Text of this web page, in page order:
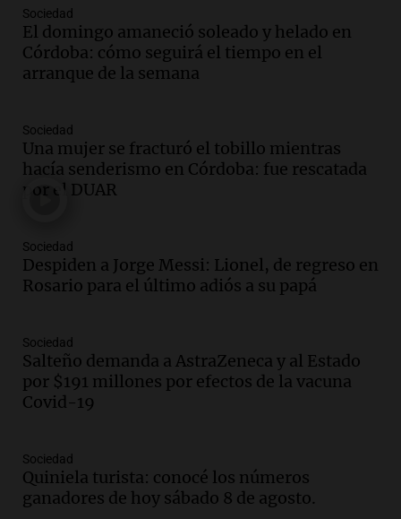
Episodios
Audio.La historia de la servilleta que
firmó Jorge Messi para el primer
contrato de Leo con Barcelona
Audio.Joan Gaspart: "Sin Jorge, no sé si
Messi hubiera llegado adonde llegó"
Una mañana para todos
Audio.
Jorge Messi en una entrevista con Rony
Vargas en 2007
Audio.El abuelo de Agostina Vega, tras
las nuevas detenciones: "En esa casa
todos tenían algo que ver"
Audio.
Una nutricionista derribó el mito
del desayuno ideal: qué alimentos
conviene priorizar
Sociedad
El domingo amaneció soleado y helado en
Córdoba: cómo seguirá el tiempo en el
arranque de la semana
Sociedad
Una mujer se fracturó el tobillo mientras
hacía senderismo en Córdoba: fue rescatada
por el DUAR
Sociedad
Despiden a Jorge Messi: Lionel, de regreso en
Rosario para el último adiós a su papá
Sociedad
Salteño demanda a AstraZeneca y al Estado
por $191 millones por efectos de la vacuna
Covid-19
Sociedad
Quiniela turista: conocé los números
ganadores de hoy sábado 8 de agosto.